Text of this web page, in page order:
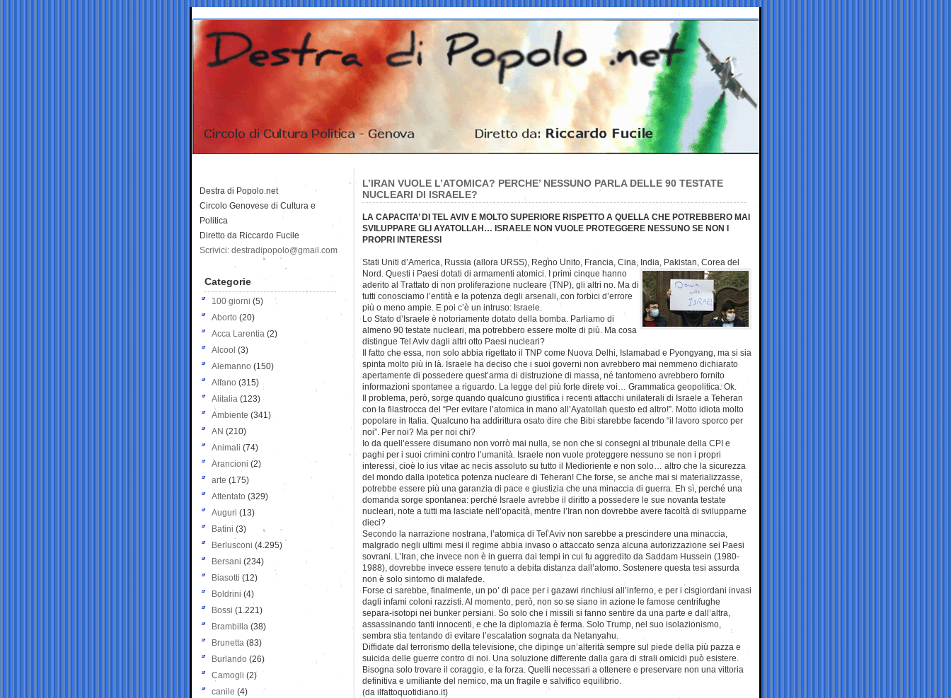
L’IRAN VUOLE L’ATOMICA? PERCHE’ NESSUNO PARLA DELLE 90 TESTATE
NUCLEARI DI ISRAELE?
LA CAPACITA’ DI TEL AVIV E MOLTO SUPERIORE RISPETTO A QUELLA CHE POTREBBERO MAI
SVILUPPARE GLI AYATOLLAH… ISRAELE NON VUOLE PROTEGGERE NESSUNO SE NON I
PROPRI INTERESSI
Stati Uniti d’America, Russia (allora URSS), Regno Unito, Francia, Cina, India, Pakistan, Corea del
Nord. Questi i Paesi dotati di armamenti atomici. I primi cinque hanno
aderito al Trattato di non proliferazione nucleare (TNP), gli altri no. Ma di
tutti conosciamo l’entità e la potenza degli arsenali, con forbici d’errore
più o meno ampie. E poi c’è un intruso: Israele.
Lo Stato d’Israele è notoriamente dotato della bomba. Parliamo di
almeno 90 testate nucleari, ma potrebbero essere molte di più. Ma cosa
distingue Tel Aviv dagli altri otto Paesi nucleari?
Il fatto che essa, non solo abbia rigettato il TNP come Nuova Delhi, Islamabad e Pyongyang, ma si sia
spinta molto più in là. Israele ha deciso che i suoi governi non avrebbero mai nemmeno dichiarato
apertamente di possedere quest’arma di distruzione di massa, né tantomeno avrebbero fornito
informazioni spontanee a riguardo. La legge del più forte direte voi… Grammatica geopolitica. Ok.
Il problema, però, sorge quando qualcuno giustifica i recenti attacchi unilaterali di Israele a Teheran
con la filastrocca del “Per evitare l’atomica in mano all’Ayatollah questo ed altro!”. Motto idiota molto
popolare in Italia. Qualcuno ha addirittura osato dire che Bibi starebbe facendo “il lavoro sporco per
noi”. Per noi? Ma per noi chi?
Io da quell’essere disumano non vorrò mai nulla, se non che si consegni al tribunale della CPI e
paghi per i suoi crimini contro l’umanità. Israele non vuole proteggere nessuno se non i propri
interessi, cioè lo ius vitae ac necis assoluto su tutto il Medioriente e non solo… altro che la sicurezza
del mondo dalla ipotetica potenza nucleare di Teheran! Che forse, se anche mai si materializzasse,
potrebbe essere più una garanzia di pace e giustizia che una minaccia di guerra. Eh sì, perché una
domanda sorge spontanea: perché Israele avrebbe il diritto a possedere le sue novanta testate
nucleari, note a tutti ma lasciate nell’opacità, mentre l’Iran non dovrebbe avere facoltà di svilupparne
dieci?
Secondo la narrazione nostrana, l’atomica di Tel Aviv non sarebbe a prescindere una minaccia,
malgrado negli ultimi mesi il regime abbia invaso o attaccato senza alcuna autorizzazione sei Paesi
sovrani. L’Iran, che invece non è in guerra dai tempi in cui fu aggredito da Saddam Hussein (1980-
1988), dovrebbe invece essere tenuto a debita distanza dall’atomo. Sostenere questa tesi assurda
non è solo sintomo di malafede.
Forse ci sarebbe, finalmente, un po’ di pace per i gazawi rinchiusi all’inferno, e per i cisgiordani invasi
dagli infami coloni razzisti. Al momento, però, non so se siano in azione le famose centrifughe
separa-isotopi nei bunker persiani. So solo che i missili si fanno sentire da una parte e dall’altra,
assassinando tanti innocenti, e che la diplomazia è ferma. Solo Trump, nel suo isolazionismo,
sembra stia tentando di evitare l’escalation sognata da Netanyahu.
Diffidate dal terrorismo della televisione, che dipinge un’alterità sempre sul piede della più pazza e
suicida delle guerre contro di noi. Una soluzione differente dalla gara di strali omicidi può esistere.
Bisogna solo trovare il coraggio, e la forza. Quelli necessari a ottenere e preservare non una vittoria
definitiva e umiliante del nemico, ma un fragile e salvifico equilibrio.
(da ilfattoquotidiano.it)
Destra di Popolo.net
Circolo Genovese di Cultura e
Politica
Diretto da Riccardo Fucile
Scrivici: destradipopolo@gmail.com
Categorie
100 giorni (5)
Aborto (20)
Acca Larentia (2)
Alcool (3)
Alemanno (150)
Alfano (315)
Alitalia (123)
Ambiente (341)
AN (210)
Animali (74)
Arancioni (2)
arte (175)
Attentato (329)
Auguri (13)
Batini (3)
Berlusconi (4.295)
Bersani (234)
Biasotti (12)
Boldrini (4)
Bossi (1.221)
Brambilla (38)
Brunetta (83)
Burlando (26)
Camogli (2)
canile (4)